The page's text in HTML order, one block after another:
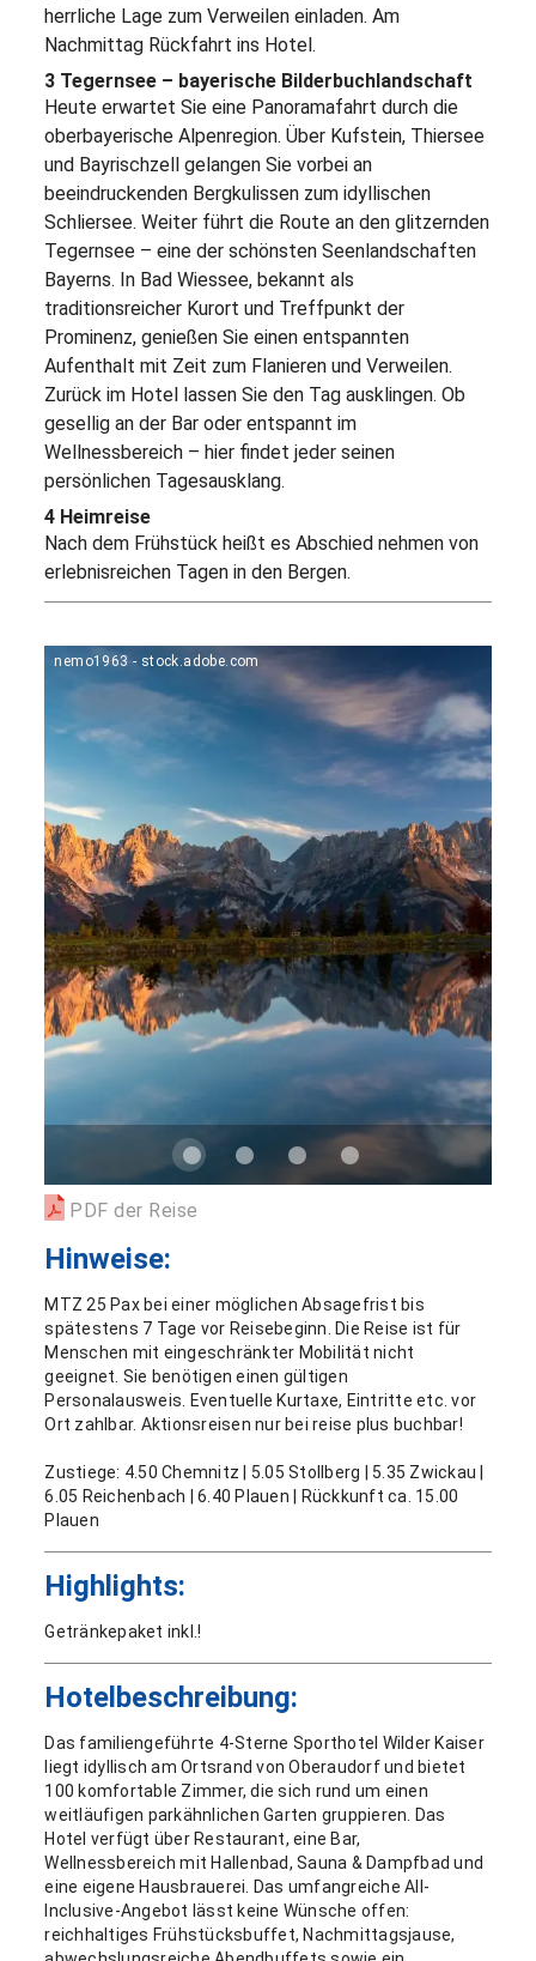
herrliche Lage zum Verweilen einladen. Am
Nachmittag Rückfahrt ins Hotel.
3 Tegernsee – bayerische Bilderbuchlandschaft
Heute erwartet Sie eine Panoramafahrt durch die
oberbayerische Alpenregion. Über Kufstein, Thiersee
und Bayrischzell gelangen Sie vorbei an
beeindruckenden Bergkulissen zum idyllischen
Schliersee. Weiter führt die Route an den glitzernden
Tegernsee – eine der schönsten Seenlandschaften
Bayerns. In Bad Wiessee, bekannt als
traditionsreicher Kurort und Treffpunkt der
Prominenz, genießen Sie einen entspannten
Aufenthalt mit Zeit zum Flanieren und Verweilen.
Zurück im Hotel lassen Sie den Tag ausklingen. Ob
gesellig an der Bar oder entspannt im
Wellnessbereich – hier findet jeder seinen
persönlichen Tagesausklang.
4 Heimreise
Nach dem Frühstück heißt es Abschied nehmen von
erlebnisreichen Tagen in den Bergen.
nemo1963 - stock.adobe.com
PDF der Reise
Hinweise:
MTZ 25 Pax bei einer möglichen Absagefrist bis
spätestens 7 Tage vor Reisebeginn. Die Reise ist für
Menschen mit eingeschränkter Mobilität nicht
geeignet. Sie benötigen einen gültigen
Personalausweis. Eventuelle Kurtaxe, Eintritte etc. vor
Ort zahlbar. Aktionsreisen nur bei reise plus buchbar!
Zustiege: 4.50 Chemnitz | 5.05 Stollberg | 5.35 Zwickau |
6.05 Reichenbach | 6.40 Plauen | Rückkunft ca. 15.00
Plauen
Highlights:
Getränkepaket inkl.!
Hotelbeschreibung:
Das familiengeführte 4-Sterne Sporthotel Wilder Kaiser
liegt idyllisch am Ortsrand von Oberaudorf und bietet
100 komfortable Zimmer, die sich rund um einen
weitläufigen parkähnlichen Garten gruppieren. Das
Hotel verfügt über Restaurant, eine Bar,
Wellnessbereich mit Hallenbad, Sauna & Dampfbad und
eine eigene Hausbrauerei. Das umfangreiche All-
Inclusive-Angebot lässt keine Wünsche offen:
reichhaltiges Frühstücksbuffet, Nachmittagsjause,